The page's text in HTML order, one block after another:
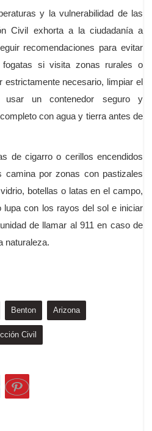
y la vulnerabilidad de las
Civil exhorta a la ciudadanía a
recomendaciones para evitar
si visita zonas rurales o
necesario, limpiar el
usar un contenedor seguro y
con agua y tierra antes de
de cigarro o cerillos encendidos
camina por zonas con pastizales
botellas o latas en el campo,
lupa con los rayos del sol e iniciar
de llamar al 911 en caso de
naturaleza.
Benton Arizona
Civil